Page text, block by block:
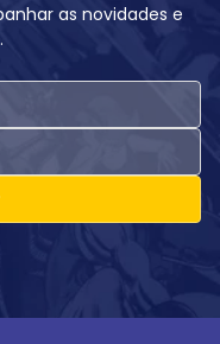
as novidades e